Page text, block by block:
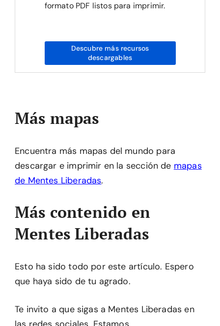
formato PDF listos para imprimir.
Descubre más recursos
descargables
Más mapas
Encuentra más mapas del mundo para
descargar e imprimir en la sección de mapas
de Mentes Liberadas.
Más contenido en
Mentes Liberadas
Esto ha sido todo por este artículo. Espero
que haya sido de tu agrado.
Te invito a que sigas a Mentes Liberadas en